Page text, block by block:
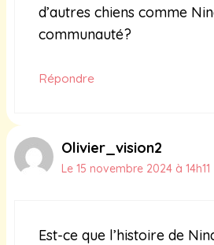
d’autres chiens comme
communauté?
Répondre
Olivier_vision2
Le 15 novembre 2024 à 14h11
Est-ce que l’histoire de